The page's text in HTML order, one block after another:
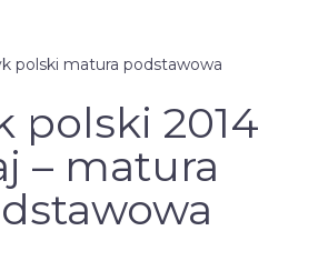
polski matura podstawowa
polski 2014
– matura